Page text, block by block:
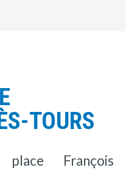
TOURS
place François